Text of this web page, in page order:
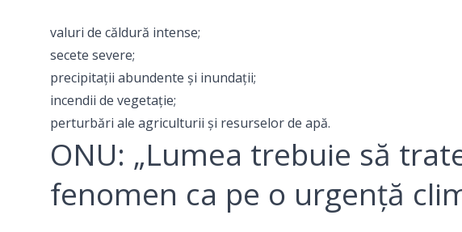
valuri de căldură intense;
secete severe;
precipitații abundente și inundații;
incendii de vegetație;
perturbări ale agriculturii și resurselor de apă.
ONU: „Lumea trebuie să
fenomen ca pe o urgență